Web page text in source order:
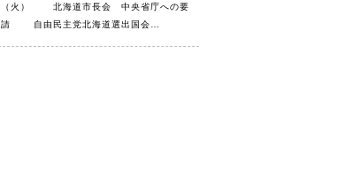
（火） 北海道市長会 中央省庁への要
請 自由民主党北海道選出国会…